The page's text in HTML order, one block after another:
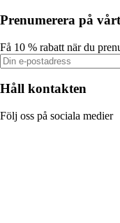
Prenumerera på
Få 10 % rabatt när du
Håll kontakten
Följ oss på sociala medier